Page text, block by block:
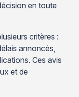
en toute
critères :
annoncés,
Ces avis
et de